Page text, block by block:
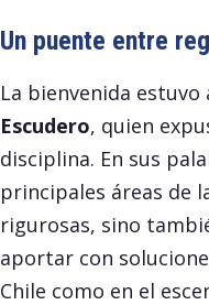
Un puente entre
La bienvenida
Escudero, quien
disciplina. En sus
principales áreas de
rigurosas, sino
aportar con
Chile como en el